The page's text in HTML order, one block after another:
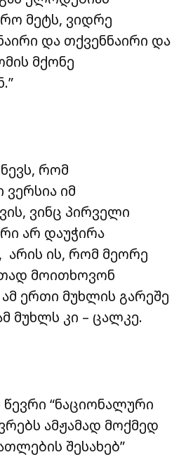
მეტს, ვიდრე
და თქვენნაირი და
მქონე
რომ
იმ
ვინც პირველი
არ დაუჭირა
არის ის, რომ მეორე
მოითხოვონ
ერთი მუხლის გარეშე
მუხლს კი – ცალკე.
“ნაციონალური
ამჟამად მოქმედ
შესახებ”